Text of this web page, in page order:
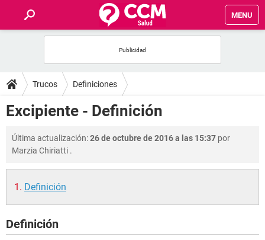
MENU
FOROS
SALUD
FAMILIA
NUTRICIÓN
SEXUALIDAD
Trucos Definiciones
Excipiente - Definición
Última actualización:26 de octubre de 2016 a las 15:37 por
Marzia Chiriatti .
Definición
Definición